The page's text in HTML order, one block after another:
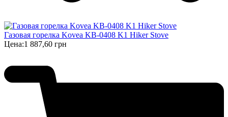
Газовая горелка Kovea KB-0408 K1 Hiker Stove
Цена:1 887,60 грн